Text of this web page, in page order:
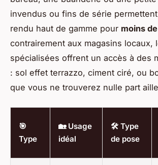
invendus ou fins de série permettent
rendu haut de gamme pour moins
contrairement aux magasins locaux,
spécialisées offrent un accès à des
: sol effet terrazzo, ciment ciré, ou
que vous ne trouverez nulle part
🎯
Type
🏡 Usage
idéal
🛠️ Type
de pose